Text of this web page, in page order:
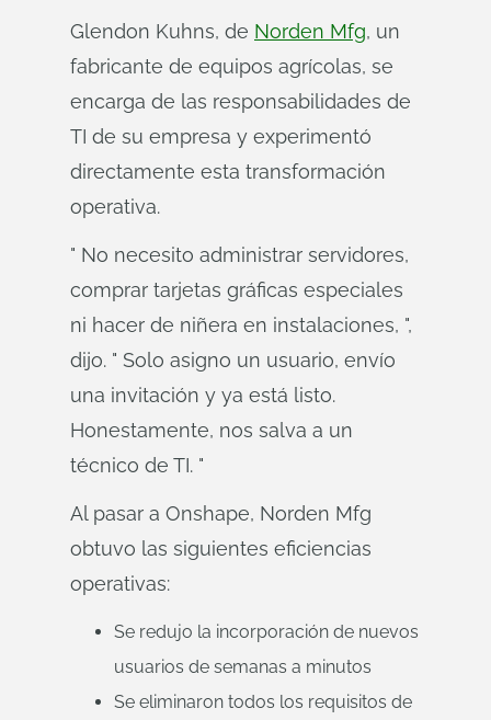
Glendon Kuhns, de Norden Mfg, un
fabricante de equipos agrícolas, se
encarga de las responsabilidades de
TI de su empresa y experimentó
directamente esta transformación
operativa.
" No necesito administrar servidores,
comprar tarjetas gráficas especiales
ni hacer de niñera en instalaciones, ",
dijo. " Solo asigno un usuario, envío
una invitación y ya está listo.
Honestamente, nos salva a un
técnico de TI. "
Al pasar a Onshape, Norden Mfg
obtuvo las siguientes eficiencias
operativas:
Se redujo la incorporación de nuevos
usuarios de semanas a minutos
Se eliminaron todos los requisitos de